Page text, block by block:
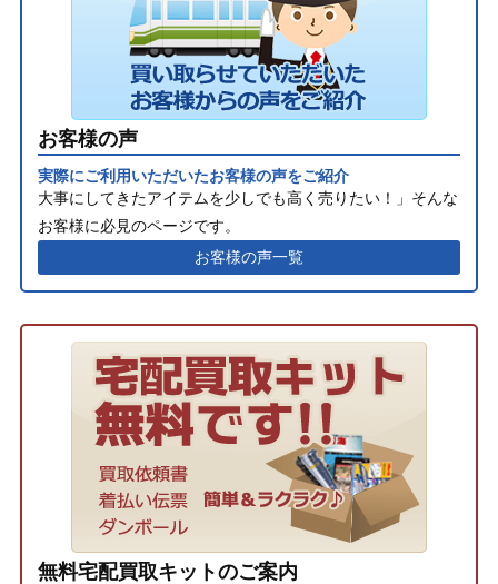
お客様の声
実際にご利用いただいたお客様の声をご紹介
大事にしてきたアイテムを少しでも高く売りたい！」そんな
お客様に必見のページです。
お客様の声一覧
無料宅配買取キットのご案内